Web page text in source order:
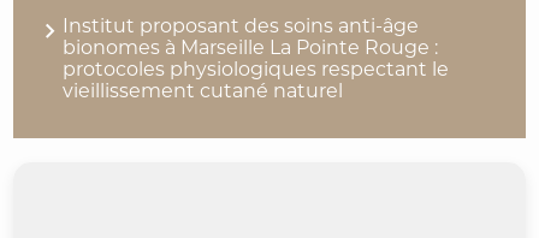
Institut proposant des soins anti-âge
bionomes à Marseille La Pointe Rouge :
protocoles physiologiques respectant le
vieillissement cutané naturel